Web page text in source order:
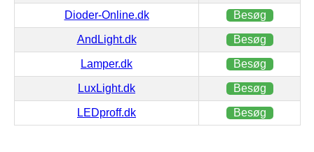
Dioder-Online.dk Besøg
AndLight.dk Besøg
Lamper.dk Besøg
LuxLight.dk Besøg
LEDproff.dk Besøg